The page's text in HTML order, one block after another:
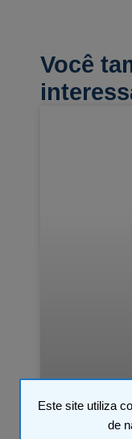
Este site utiliza
de
Você